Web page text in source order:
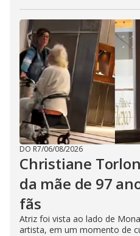
DO R7/06/08/2026
Christiane
da mãe de 97
fãs
Atriz foi vista ao lado de
artista, em um momento de